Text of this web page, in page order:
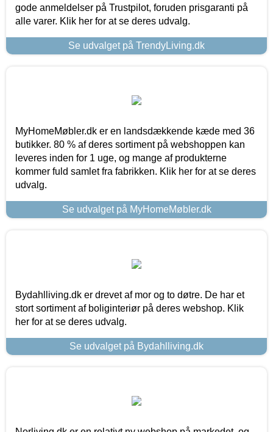
gode anmeldelser på Trustpilot, foruden prisgaranti på
alle varer. Klik her for at se deres udvalg.
Se udvalget på TrendyLiving.dk
MyHomeMøbler.dk er en landsdækkende kæde med 36
butikker. 80 % af deres sortiment på webshoppen kan
leveres inden for 1 uge, og mange af produkterne
kommer fuld samlet fra fabrikken. Klik her for at se deres
udvalg.
Se udvalget på MyHomeMøbler.dk
Bydahlliving.dk er drevet af mor og to døtre. De har et
stort sortiment af boliginteriør på deres webshop. Klik
her for at se deres udvalg.
Se udvalget på Bydahlliving.dk